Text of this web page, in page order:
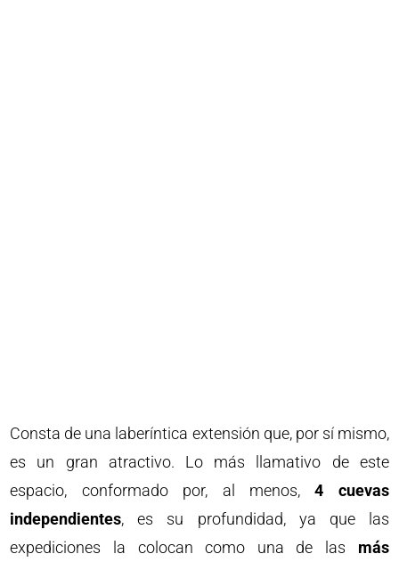
Consta de una laberíntica extensión que, por sí mismo,
es un gran atractivo. Lo más llamativo de este
espacio, conformado por, al menos,4 cuevas
independientes, es su profundidad, ya que las
expediciones la colocan como una de las más